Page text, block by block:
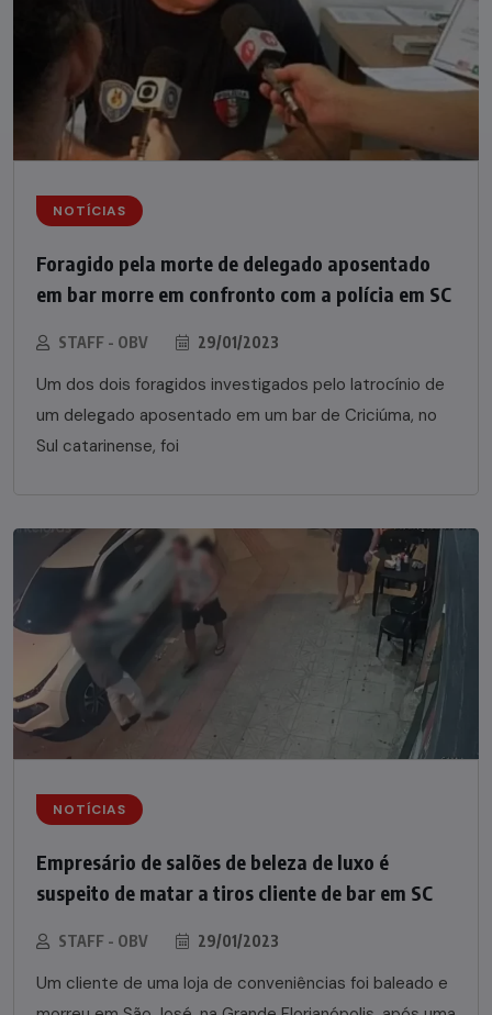
NOTÍCIAS
Foragido pela morte de delegado aposentado
em bar morre em confronto com a polícia em SC
STAFF - OBV 29/01/2023
Um dos dois foragidos investigados pelo latrocínio de
um delegado aposentado em um bar de Criciúma, no
Sul catarinense, foi
NOTÍCIAS
Empresário de salões de beleza de luxo é
suspeito de matar a tiros cliente de bar em SC
STAFF - OBV 29/01/2023
Um cliente de uma loja de conveniências foi baleado e